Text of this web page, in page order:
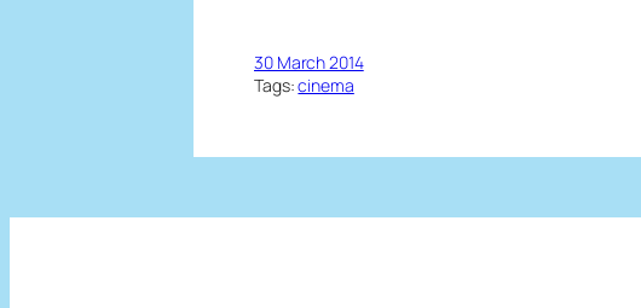
30 March 2014
Tags:cinema